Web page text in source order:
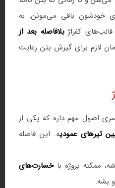
باقی می‌مونن. به
کفراژبلافاصله بعد از
لازم برای گیرش بتن رعایت
اصول مهم داره که یکی از
تیرهای عمودیه. این فاصله
ممکنه پروژه باخسارت‌های
بشه.